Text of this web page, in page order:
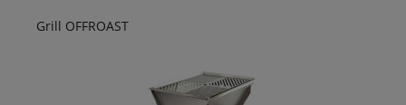
Grill OFFROAST